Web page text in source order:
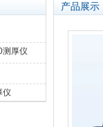
司
测厚仪
仪
产品展示